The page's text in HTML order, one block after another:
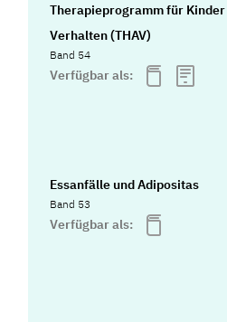
Therapieprogramm für
Verhalten (THAV)
Band 54
Verfügbar als:
Essanfälle und Adipositas
Band 53
Verfügbar als: